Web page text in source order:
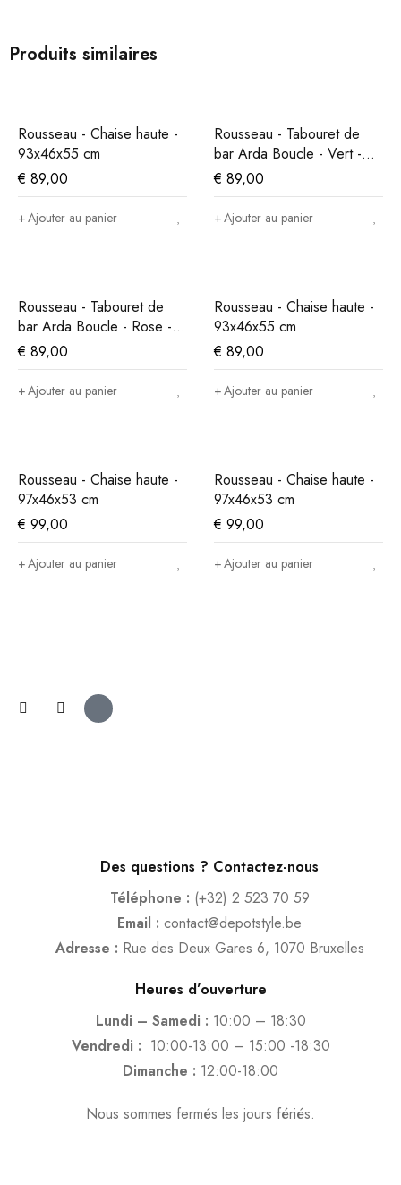
Produits similaires
Rousseau - Chaise haute -
93x46x55 cm
€ 89,00
Ajouter au panier
Rousseau - Tabouret de
bar Arda Boucle - Vert -
86x49x46 cm
€ 89,00
Ajouter au panier
Rousseau - Tabouret de
bar Arda Boucle - Rose -
86x49x46 cm
€ 89,00
Ajouter au panier
Rousseau - Chaise haute -
93x46x55 cm
€ 89,00
Ajouter au panier
Rousseau - Chaise haute -
97x46x53 cm
€ 99,00
Ajouter au panier
Rousseau - Chaise haute -
97x46x53 cm
€ 99,00
Ajouter au panier
Des questions ? Contactez-nous
Téléphone : (+32) 2 523 70 59
Email : contact@depotstyle.be
Adresse : Rue des Deux Gares 6, 1070 Bruxelles
Heures d’ouverture
Lundi – Samedi : 10:00 – 18:30
Vendredi : 10:00-13:00 – 15:00 -18:30
Dimanche : 12:00-18:00
Nous sommes fermés les jours fériés.